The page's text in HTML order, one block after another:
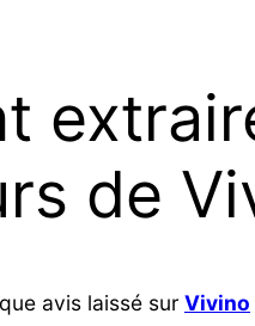
de
avis laissé sur Vivino